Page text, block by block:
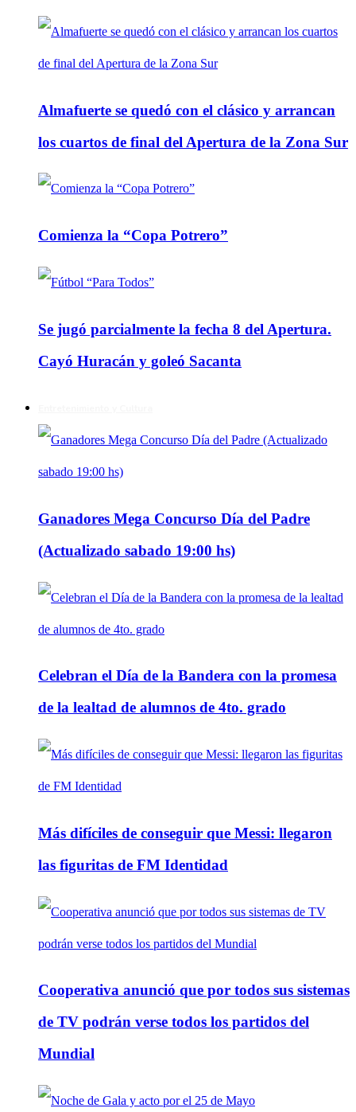
Almafuerte se quedó con el clásico y arrancan
los cuartos de final del Apertura de la Zona Sur
Comienza la “Copa Potrero”
Se jugó parcialmente la fecha 8 del Apertura.
Cayó Huracán y goleó Sacanta
Ganadores Mega Concurso Día del Padre
(Actualizado sabado 19:00 hs)
Celebran el Día de la Bandera con la promesa
de la lealtad de alumnos de 4to. grado
Más difíciles de conseguir que Messi: llegaron
las figuritas de FM Identidad
Cooperativa anunció que por todos sus sistemas
de TV podrán verse todos los partidos del
Mundial